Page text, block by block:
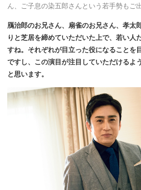
ん、ご子息の染五郎さんという若手勢もご
鴈治郎のお兄さん、扇雀のお兄さん、孝太
りと芝居を締めていただいた上で、若い人
すね。それぞれが目立った役になることを
ですし、この演目が注目していただけるよ
と思います。